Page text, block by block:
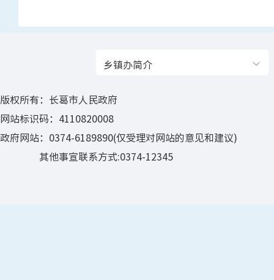
乡镇办简介
版权所有：长葛市人民政府
网站标识码：4110820008
政府网站：0374-6189890(仅受理对网站的意见和建议)
其他事宣联系方式:0374-12345